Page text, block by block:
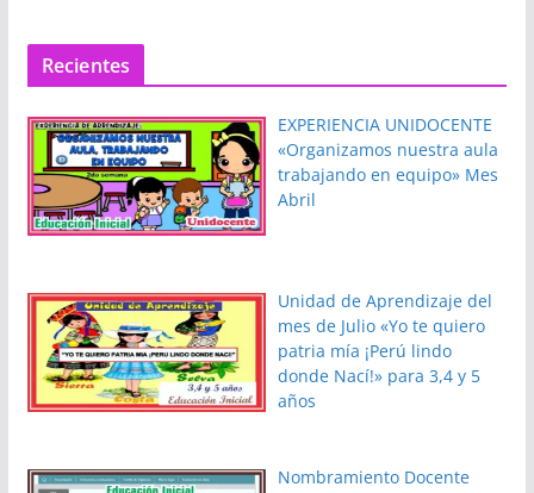
Recientes
EXPERIENCIA UNIDOCENTE
«Organizamos nuestra aula
trabajando en equipo» Mes
Abril
Unidad de Aprendizaje del
mes de Julio «Yo te quiero
patria mía ¡Perú lindo
donde Nací!» para 3,4 y 5
años
Nombramiento Docente